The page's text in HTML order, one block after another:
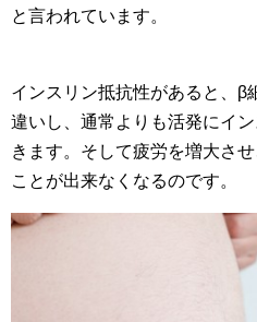
と言われています。
インスリン抵抗性があると、β
違いし、通常よりも活発にイ
きます。そして疲労を増大さ
ことが出来なくなるのです。